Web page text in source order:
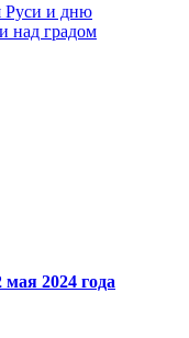
Руси и дню
над градом
2024 года